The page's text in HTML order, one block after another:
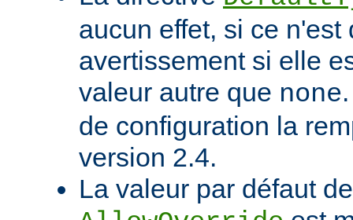
aucun effet, si ce n'est
avertissement si elle
valeur autre que none
de configuration la
version 2.4.
La valeur par défaut